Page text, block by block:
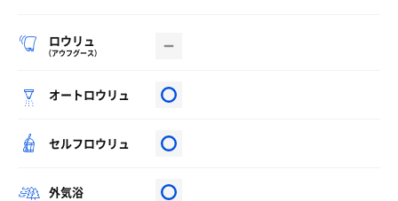
ロウリュ
（アウフグース）
オートロウリュ
セルフロウリュ
外気浴